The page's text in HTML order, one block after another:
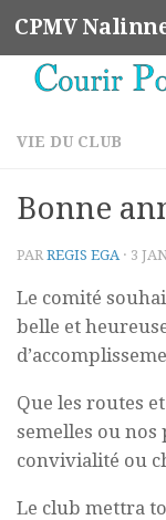
Skip to
CPMV
VIE DU CLUB
Bonne
PAR REGIS EGA · 3
Le comité
belle et
Que les routes
semelles ou nos
convivialité ou
Le club mettra